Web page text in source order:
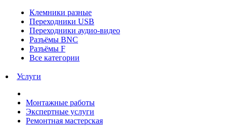
Клемники разные
Переходники USB
Переходники аудио-видео
Разъёмы BNC
Разъёмы F
Все категории
Услуги
Монтажные работы
Экспертные услуги
Ремонтная мастерская